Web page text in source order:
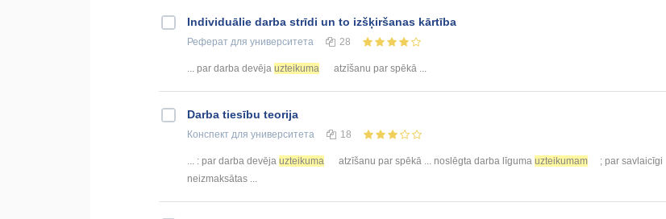
Individuālie darba strīdi un to izšķiršanas kārtība
Реферат для университета 28
... par darba devēja uzteikuma atzīšanu par spēkā ...
Darba tiesību teorija
Конспект для университета 18
... : par darba devēja uzteikuma atzīšanu par spēkā ... noslēgta darba līguma uzteikumam
; par savlaicīgi
neizmaksātas ...